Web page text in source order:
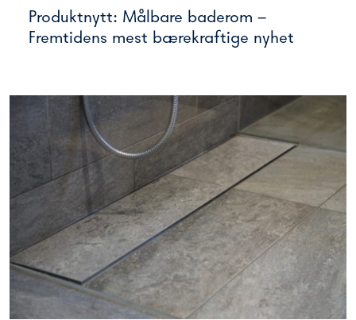
Produktnytt: Målbare baderom –
Fremtidens mest bærekraftige nyhet